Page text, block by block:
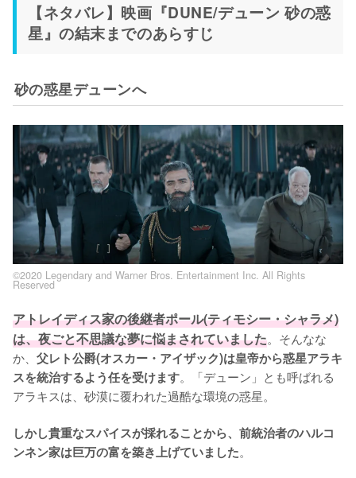
【ネタバレ】映画『DUNE/デューン 砂の惑
星』の結末までのあらすじ
砂の惑星デューンへ
©2020 Legendary and Warner Bros. Entertainment Inc. All Rights
Reserved
アトレイディス家の後継者ポール(ティモシー・シャラメ)
は、夜ごと不思議な夢に悩まされていました。そんなな
か、 父レト公爵(オスカー・アイザック)は皇帝から惑星アラキ
スを統治するよう任を受けます。「デューン」とも呼ばれる
アラキスは、砂漠に覆われた過酷な環境の惑星。
しかし貴重なスパイスが採れることから、前統治者のハルコ
ンネン家は巨万の富を築き上げていました。